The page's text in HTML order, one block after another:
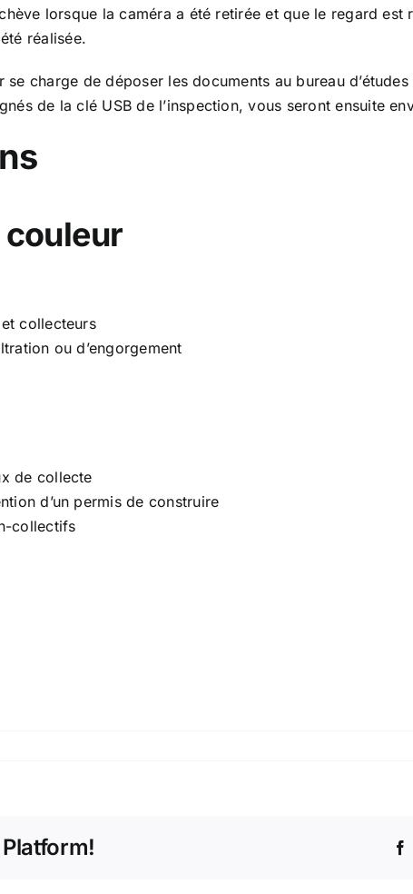
lorsque la caméra a été retirée et que le regard
réalisée.
se charge de déposer les documents au bureau
de la clé USB de l’inspection, vous seront ensuite
couleur
collecteurs
ou d’engorgement
de collecte
d’un permis de construire
collectifs